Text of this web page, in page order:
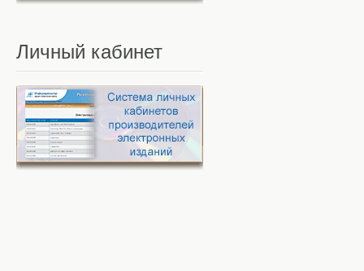
Личный кабинет